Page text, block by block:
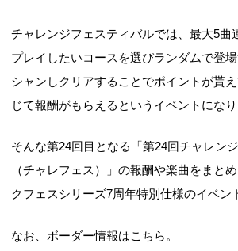
チャレンジフェスティバルでは、最大5曲
プレイしたいコースを選びランダムで登
シャンしクリアすることでポイントが貰
じて報酬がもらえるというイベントになり
そんな第24回目となる「第24回チャレン
（チャレフェス）」の報酬や楽曲をまと
クフェスシリーズ7周年特別仕様のイベン
なお、ボーダー情報はこちら。